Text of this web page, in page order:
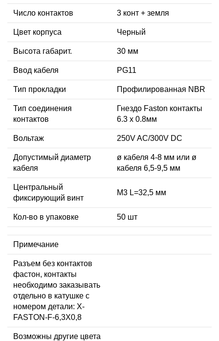
Число контактов 3 конт + земля
Цвет корпуса Черный
Высота габарит. 30 мм
Ввод кабеля PG11
Тип прокладки Профилированная NBR
Тип соединения
контактов
Гнездо Faston контакты
6.3 x 0.8мм
Вольтаж 250V AC/300V DC
Допустимый диаметр
кабеля
ø кабеля 4-8 мм или ø
кабеля 6,5-9,5 мм
Центральный
фиксирующий винт
М3 L=32,5 мм
Кол-во в упаковке 50 шт
Примечание
Разъем без контактов
фастон, контакты
необходимо заказывать
отдельно в катушке с
номером детали: X-
FASTON-F-6,3X0,8
Возможны другие цвета